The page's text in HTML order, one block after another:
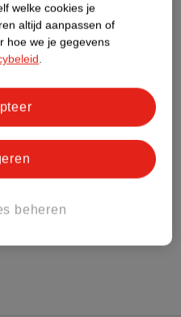
heeft (nog) geen Nature
welke cookies je
altijd aanpassen of
hoe we je gegevens
.
beheren